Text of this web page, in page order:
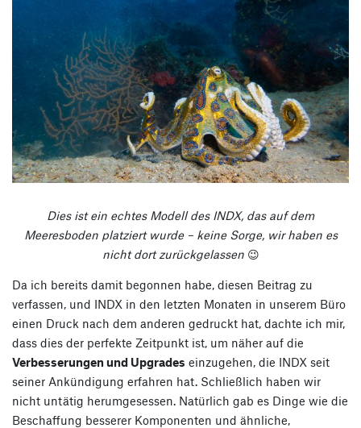
Dies ist ein echtes Modell des INDX, das auf dem
Meeresboden platziert wurde – keine Sorge, wir haben es
nicht dort zurückgelassen 😉
Da ich bereits damit begonnen habe, diesen Beitrag zu
verfassen, und INDX in den letzten Monaten in unserem Büro
einen Druck nach dem anderen gedruckt hat, dachte ich mir,
dass dies der perfekte Zeitpunkt ist, um näher auf die
Verbesserungen und Upgrades einzugehen, die INDX seit
seiner Ankündigung erfahren hat. Schließlich haben wir
nicht untätig herumgesessen. Natürlich gab es Dinge wie die
Beschaffung besserer Komponenten und ähnliche,